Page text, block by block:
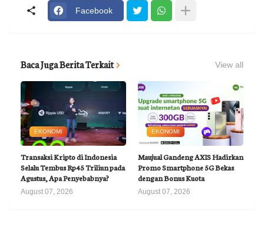
Facebook
Baca Juga Berita Terkait View all
EKONOMI
Transaksi Kripto di Indonesia
Selalu Tembus Rp45 Triliun pada
Agustus, Apa Penyebabnya?
August 07, 2026
EKONOMI
Maujual Gandeng AXIS Hadirkan
Promo Smartphone 5G Bekas
dengan Bonus Kuota
August 07, 2026